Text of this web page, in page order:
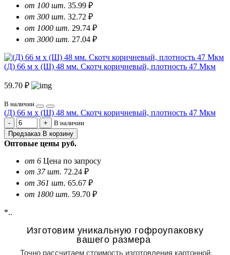
от 100 шт. 35.99 ₽
от 300 шт. 32.72 ₽
от 1000 шт. 29.74 ₽
от 3000 шт. 27.04 ₽
(Д) 66 м х (Ш) 48 мм. Скотч коричневый, плотность 47 Мкм
59.70 ₽
В наличии
(Д) 66 м х (Ш) 48 мм. Скотч коричневый, плотность 47 Мкм
В наличии
Предзаказ В корзину
Оптовые цены руб.
от 6 Цена по запросу
от 37 шт. 72.24 ₽
от 361 шт. 65.67 ₽
от 1800 шт. 59.70 ₽
*..
Изготовим уникальную гофроупаковку
вашего размера
Точно рассчитаем стоимость изготовления картонной